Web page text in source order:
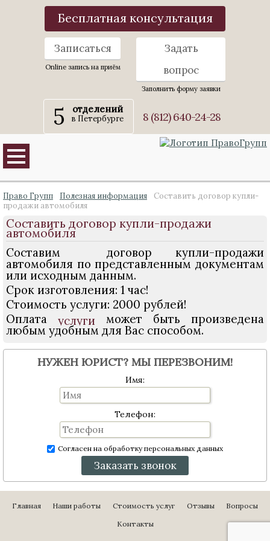
Бесплатная консультация
Записаться
Online запись на приём
Задать
вопрос
Заполнить форму заявки
5 отделений
в Петербурге 8 (812) 640-24-28
Право Групп Полезная информация
Составить договор купли-
продажи автомобиля
Составить договор купли-продажи
автомобиля
Составим договор купли-продажи
автомобиля по представленным документам
или исходным данным.
Срок изготовления: 1 час!
Стоимость услуги: 2000 рублей!
Оплата услуги может быть произведена
любым удобным для Вас способом.
НУЖЕН ЮРИСТ? МЫ ПЕРЕЗВОНИМ!
Имя:
Телефон:
Согласен на обработку персональных данных
Заказать звонок
Главная Наши работы Стоимость услуг Отзывы
Вопросы
Контакты